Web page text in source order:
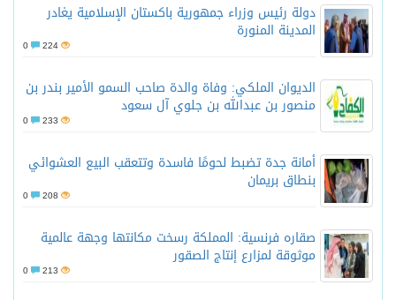
دولة رئيس وزراء جمهورية باكستان الإسلامية يغادر
المدينة المنورة
224
الديوان الملكي: وفاة والدة صاحب السمو الأمير بندر بن
منصور بن عبدالله بن جلوي آل سعود
233
أمانة جدة تضبط لحومًا فاسدة وتتعقب البيع العشوائي
بنطاق بريمان
208
صقاره فرنسية: المملكة رسخت مكانتها وجهة عالمية
موثوقة لمزارع إنتاج الصقور
213